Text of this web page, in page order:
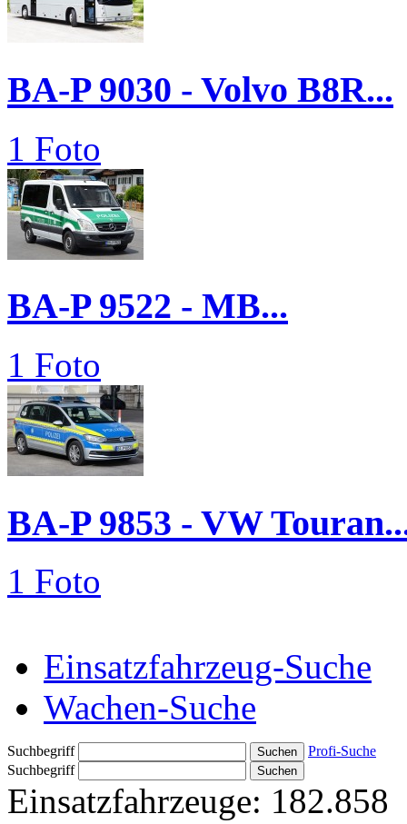
BA-P 9030 - Volvo B8R...
1 Foto
BA-P 9522 - MB...
1 Foto
BA-P 9853 - VW
1 Foto
Einsatzfahrzeug-Suche
Wachen-Suche
Suchbegriff
Profi-Suche
Suchbegriff
Einsatzfahrzeuge: 182.858